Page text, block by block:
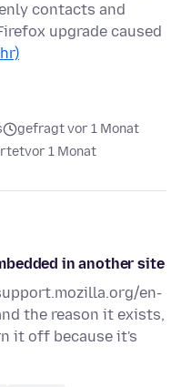
contacts and
upgrade caused
gefragt vor 1 Monat
vor 1 Monat
in another site
en-
the reason it exists,
it off because it's